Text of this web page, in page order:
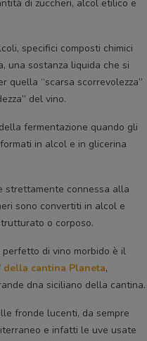
di zuccheri, alcol etilico e
specifici composti chimici
una sostanza liquida che si
quella “scarsa scorrevolezza”
del vino.
fermentazione quando gli
in alcol e in glicerina
strettamente connessa alla
sono convertiti in alcol e
o corposo.
di vino morbido è il
cantina Planeta,
dna siciliano della cantina.
fronde lucenti, da sempre
e infatti le uve usate